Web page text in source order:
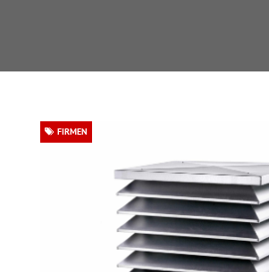
FIRMEN